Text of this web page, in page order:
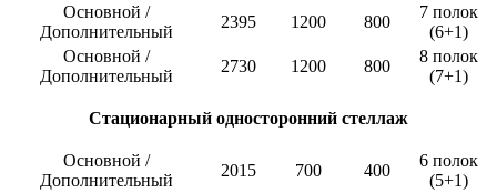
Основной /
Дополнительный
2395 1200 800
7 полок
(6+1)
Основной /
Дополнительный
2730 1200 800
8 полок
(7+1)
Стационарный односторонний стеллаж
Основной /
Дополнительный
2015 700 400
6 полок
(5+1)